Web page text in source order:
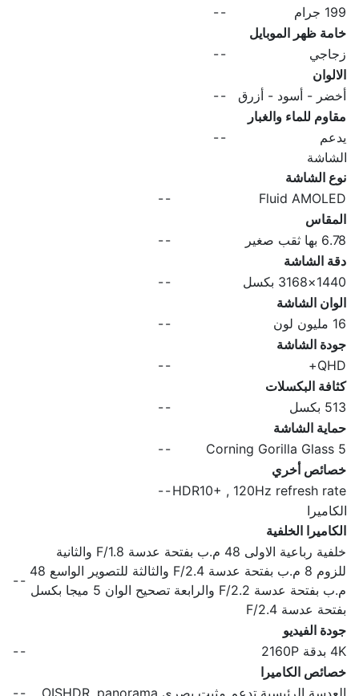
199 جرام
-
-
خامة ظهر الموبايل
زجاجي
-
-
الالوان
أخضر - أسود - أزرق
-
-
مقاوم للماء والغبار
يدعم
-
-
الشاشة
نوع الشاشة
Fluid AMOLED
-
-
المقاس
6.78 بها ثقب صغير
-
-
دقة الشاشة
1440×3168 بكسل
-
-
الوان الشاشة
16 مليون لون
-
-
جودة الشاشة
QHD+
-
-
كثافة البكسلات
513 بكسل
-
-
حماية الشاشة
Corning Gorilla Glass 5
-
-
خصائص أخري
HDR10+ , 120Hz refresh rate
-
-
الكاميرا
الكاميرا الخلفية
خلفية رباعية الاولى 48 م.ب بفتحة عدسة F/1.8 والثانية
للزوم 8 م.ب بفتحة عدسة F/2.4 والثالثة للتصوير الواسع 48
م.ب بفتحة عدسة F/2.2 والرابعة تصحيح الوان 5 ميجا بكسل
بفتحة عدسة F/2.4
-
-
جودة الفيديو
4K بدقة 2160P
-
-
خصائص الكاميرا
العدسة الرئيسية تدعم مثبت بصري OISHDR, panorama
-
-